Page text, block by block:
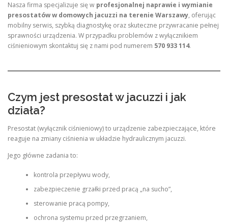
Nasza firma specjalizuje się w profesjonalnej naprawie i wymianie
presostatów w domowych jacuzzi na terenie Warszawy, oferując
mobilny serwis, szybką diagnostykę oraz skuteczne przywracanie pełnej
sprawności urządzenia. W przypadku problemów z wyłącznikiem
ciśnieniowym skontaktuj się z nami pod numerem 570 933 114.
Czym jest presostat w jacuzzi i jak
działa?
Presostat (wyłącznik ciśnieniowy) to urządzenie zabezpieczające, które
reaguje na zmiany ciśnienia w układzie hydraulicznym jacuzzi.
Jego główne zadania to:
kontrola przepływu wody,
zabezpieczenie grzałki przed pracą „na sucho”,
sterowanie pracą pompy,
ochrona systemu przed przegrzaniem,